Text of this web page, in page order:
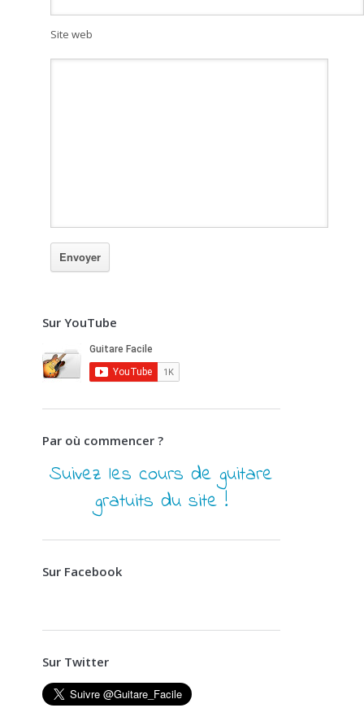
Site web
Sur YouTube
Par où commencer ?
Suivez les cours de guitare
gratuits du site !
Sur Facebook
Sur Twitter